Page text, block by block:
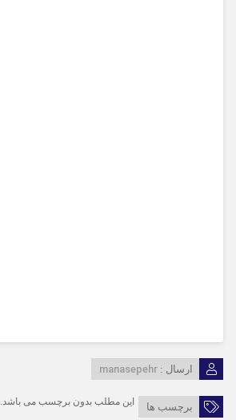
ارسال : manasepehr
برچسب ها این مطلب بدون برچسب می باشد.